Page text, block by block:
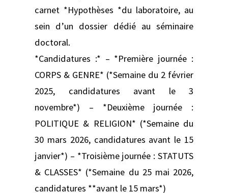
carnet *Hypothèses *du laboratoire, au
sein d’un dossier dédié au séminaire
doctoral.
*Candidatures :* – *Première journée :
CORPS & GENRE* (*Semaine du 2 février
2025, candidatures avant le 3
novembre*) – *Deuxième journée :
POLITIQUE & RELIGION* (*Semaine du
30 mars 2026, candidatures avant le 15
janvier*) – *Troisième journée : STATUTS
& CLASSES* (*Semaine du 25 mai 2026,
candidatures **avant le 15 mars*)